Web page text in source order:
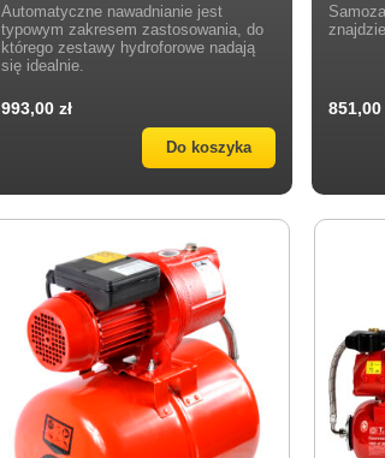
Automatyczne nawadnianie jest
typowym zakresem zastosowania, do
którego zestawy hydroforowe nadają
się idealnie.
993,00 zł
Do koszyka
851,00